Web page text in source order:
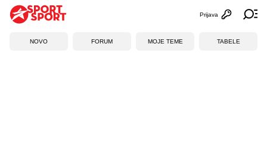
Otvori
Prijava
NOVO FORUM MOJE TEME TABELE